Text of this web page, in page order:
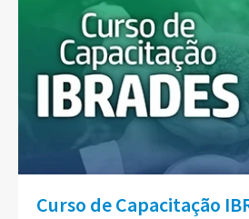
Curso de Capacitação